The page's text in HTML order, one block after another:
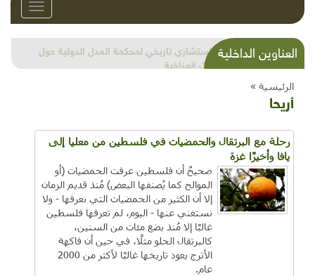
Toggle
العناوين الداخليةشذرات بيئية وتنموية...بنية تحتية وحلويات قبيحة
وحاكورة ونوبل وزيتون و"سيباط"
الرئيسية »
أريحا
رحلة مع البرتقال والحمضيات في فلسطين من معليا إلى
يافا وأخيرًا غزة
صحيحٌ أن فلسطين عرفت الحمضيات (أو
الموالح كما يُصنفها البعض) مُنذ قديم الزمان
إلا أن الكثير من الحمضيات التي نعرفها - ولا
نستغني عنها - اليوم، لم تعرفها فلسطين
غالبًا إلا مُنذ بضع مئات من السنين،
كالبرتقال الحلو مثلًا، في حين أن فاكهة
الأترج يعود تاريخها غالبًا لأكثر من 2000
عام.